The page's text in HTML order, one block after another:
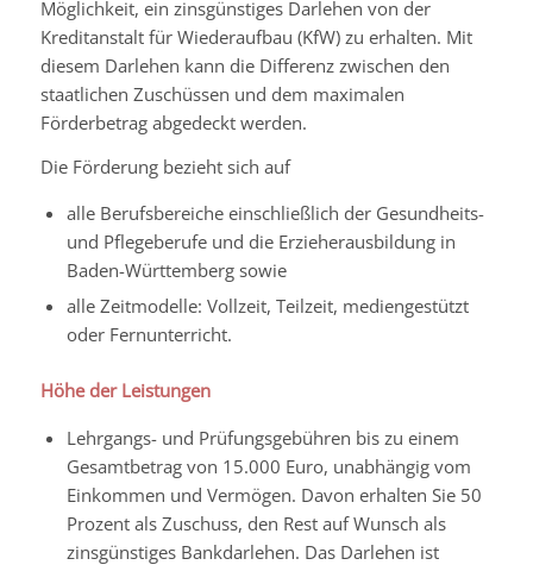
Möglichkeit, ein zinsgünstiges Darlehen von der
Kreditanstalt für Wiederaufbau (KfW) zu erhalten. Mit
diesem Darlehen kann die Differenz zwischen den
staatlichen Zuschüssen und dem maximalen
Förderbetrag abgedeckt werden.
Die Förderung bezieht sich auf
alle Berufsbereiche einschließlich der Gesundheits-
und Pflegeberufe und die Erzieherausbildung in
Baden-Württemberg sowie
alle Zeitmodelle: Vollzeit, Teilzeit, mediengestützt
oder Fernunterricht.
Höhe der Leistungen
Lehrgangs- und Prüfungsgebühren bis zu einem
Gesamtbetrag von 15.000 Euro, unabhängig vom
Einkommen und Vermögen. Davon erhalten Sie 50
Prozent als Zuschuss, den Rest auf Wunsch als
zinsgünstiges Bankdarlehen. Das Darlehen ist